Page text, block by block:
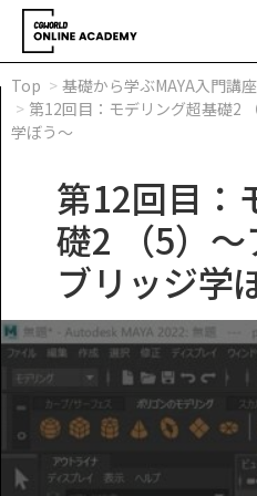
Top 基礎から学ぶMAYA入門講座
第12回目：モデリング超基礎2
学ぼう～
第12回目：
礎2 （5）
ブリッジ学